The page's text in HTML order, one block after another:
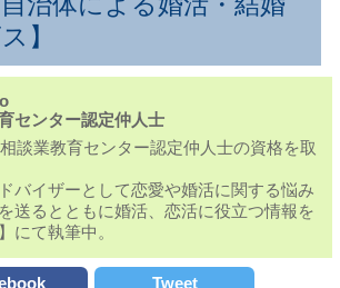
】
センター認定仲人士
談業教育センター認定仲人士の資格を取
バイザーとして恋愛や婚活に関する悩み
送るとともに婚活、恋活に役立つ情報を
にて執筆中。
Tweet